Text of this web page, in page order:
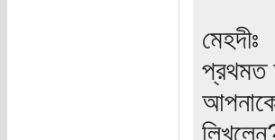
মেহদীঃ
প্রথমত